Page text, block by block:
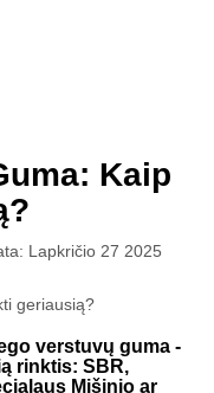
Kaip
Lapkričio 27 2025
verstuvų guma -
rinktis: SBR,
Mišinio ar